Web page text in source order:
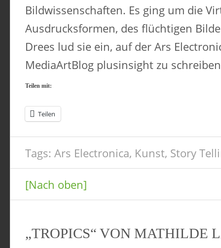
Bildwissenschaften. Es ging um die
Ausdrucksformen, des flüchtigen
Drees lud sie ein, auf der Ars
MediaArtBlog plusinsight zu
Teilen mit:
Teilen
Tags: Ars Electronica, Kunst, Story
[Nach oben]
„TROPICS“ VON MATHILDE